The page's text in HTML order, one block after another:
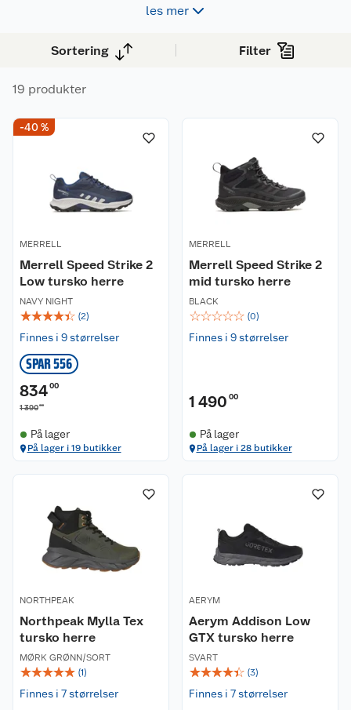
materialer og demping som gjør turen mer behagelig,
les mer
Sortering Filter
19 produkter
-40 %
MERRELL
Merrell Speed Strike 2
Low tursko herre
NAVY NIGHT
☆☆☆☆☆ (2)
Finnes i 9 størrelser
SPAR 556
83400
1 39000
På lager
På lager i 19 butikker
MERRELL
Merrell Speed Strike 2
mid tursko herre
BLACK
☆☆☆☆☆ (0)
Finnes i 9 størrelser
1 490 00
På lager
På lager i 28 butikker
NORTHPEAK
Northpeak Mylla Tex
tursko herre
MØRK GRØNN/SORT
☆☆☆☆☆ (1)
Finnes i 7 størrelser
AERYM
Aerym Addison Low
GTX tursko herre
SVART
☆☆☆☆☆ (3)
Finnes i 7 størrelser